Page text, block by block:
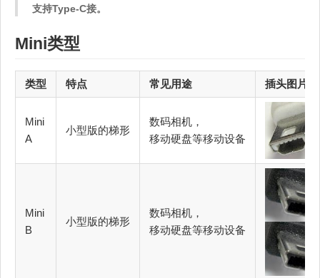
支持Type-C接。
Mini类型
类型 特点 常见用途 插头图片
Mini
A
小型版的梯形
数码相机，
移动硬盘等移动设备
Mini
B
小型版的梯形
数码相机，
移动硬盘等移动设备